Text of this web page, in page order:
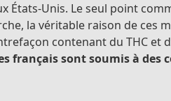
Unis. Le seul point
la véritable raison de ces
contenant du THC et
français sont soumis à des